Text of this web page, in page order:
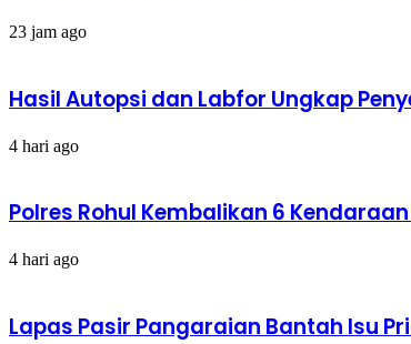
23 jam ago
Hasil Autopsi dan Labfor Ungkap
4 hari ago
Polres Rohul Kembalikan 6
4 hari ago
Lapas Pasir Pangaraian Bantah Isu